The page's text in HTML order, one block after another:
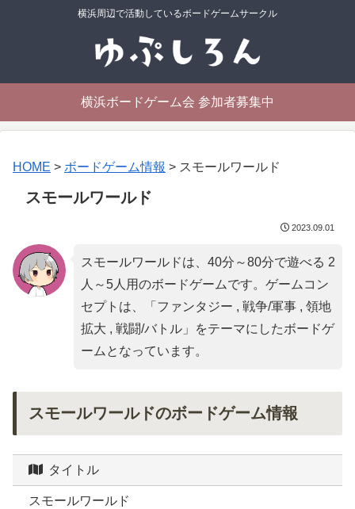
横浜周辺で活動しているボードゲームサークル
横浜ボードゲーム会 参加者募集中
HOME > ボードゲーム情報 > スモールワールド
スモールワールド
2023.09.01
スモールワールドは、40分～80分で遊べる 2
人～5人用のボードゲームです。ゲームコン
セプトは、「 ファンタジー , 戦争/軍事 , 領地
拡大 , 戦闘/バトル」をテーマにしたボードゲ
ームとなっています。
スモールワールドのボードゲーム情報
タイトル
スモールワールド